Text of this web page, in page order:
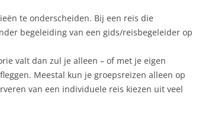
te onderscheiden. Bij een reis die
begeleiding van een gids/reisbegeleider op
valt dan zul je alleen – of met je eigen
Meestal kun je groepsreizen alleen op
van een individuele reis kiezen uit veel